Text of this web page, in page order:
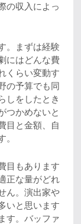
の収入によっ
。まずは経験
にはどんな費
くらい変動す
の予算でも同
しをしたとき
つかめないと
目と金額、自
。
目もあります
正な量がどれ
ん。演出家や
いと思います
す。バッファ